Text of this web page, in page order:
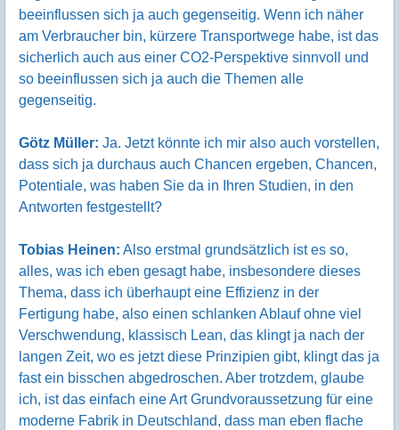
beeinflussen sich ja auch gegenseitig. Wenn ich näher
am Verbraucher bin, kürzere Transportwege habe, ist das
sicherlich auch aus einer CO2-Perspektive sinnvoll und
so beeinflussen sich ja auch die Themen alle
gegenseitig.
Götz Müller: Ja. Jetzt könnte ich mir also auch vorstellen,
dass sich ja durchaus auch Chancen ergeben, Chancen,
Potentiale, was haben Sie da in Ihren Studien, in den
Antworten festgestellt?
Tobias Heinen: Also erstmal grundsätzlich ist es so,
alles, was ich eben gesagt habe, insbesondere dieses
Thema, dass ich überhaupt eine Effizienz in der
Fertigung habe, also einen schlanken Ablauf ohne viel
Verschwendung, klassisch Lean, das klingt ja nach der
langen Zeit, wo es jetzt diese Prinzipien gibt, klingt das ja
fast ein bisschen abgedroschen. Aber trotzdem, glaube
ich, ist das einfach eine Art Grundvoraussetzung für eine
moderne Fabrik in Deutschland, dass man eben flache